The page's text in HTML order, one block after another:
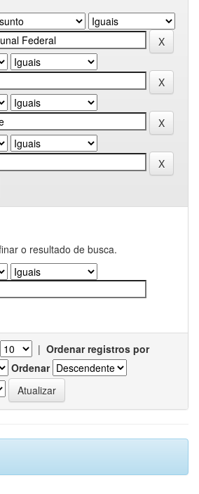
o resultado de busca.
| Ordenar registros por
Ordenar